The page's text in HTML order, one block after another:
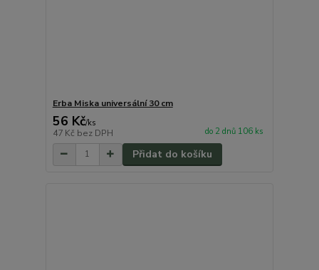
Erba Miska universální 30 cm
56 Kč/ks
47 Kč bez DPH do 2 dnů 106 ks
Přidat do košíku